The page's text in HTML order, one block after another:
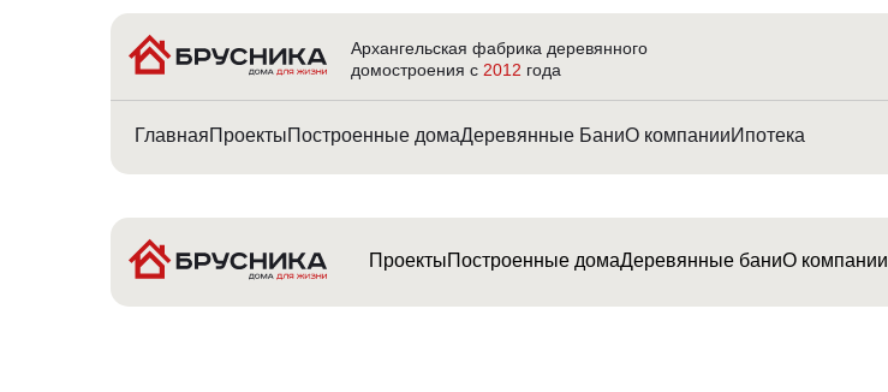
ГлавнаяПроектыПостроенные домаДеревянные БаниО компанииИпотека
Архангельская фабрика деревянного
домостроения с 2012 года
ПроектыПостроенные домаДеревянные баниО компании